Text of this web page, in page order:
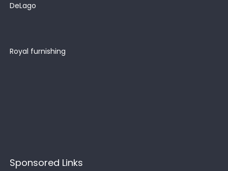
DeLago
Royal furnishing
Sponsored Links